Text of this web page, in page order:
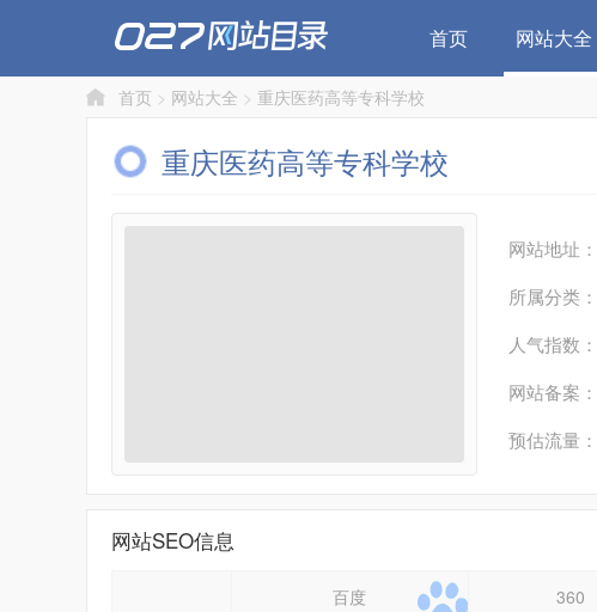
首页 网站大全
首页 > 网站大全 > 重庆医药高等专科学校
重庆医药高等专科学校
网站地址：
所属分类：
人气指数：
网站备案：
预估流量：
网站SEO信息
百度 360